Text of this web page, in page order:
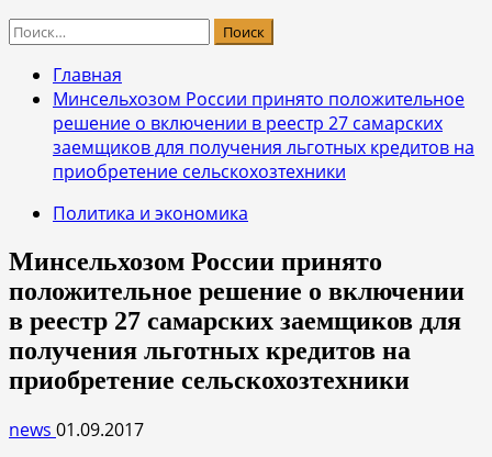
Найти:
Главная
Минсельхозом России принято положительное
решение о включении в реестр 27 самарских
заемщиков для получения льготных кредитов на
приобретение сельскохозтехники
Политика и экономика
Минсельхозом России принято
положительное решение о включении
в реестр 27 самарских заемщиков для
получения льготных кредитов на
приобретение сельскохозтехники
news 01.09.2017